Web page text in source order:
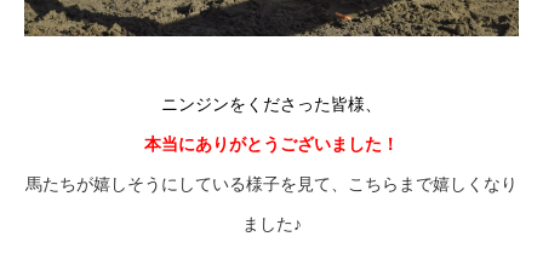
ニンジンをくださった皆様、
本当にありがとうございました！
馬たちが嬉しそうにしている様子を見て、こちらまで嬉しくなり
ました♪